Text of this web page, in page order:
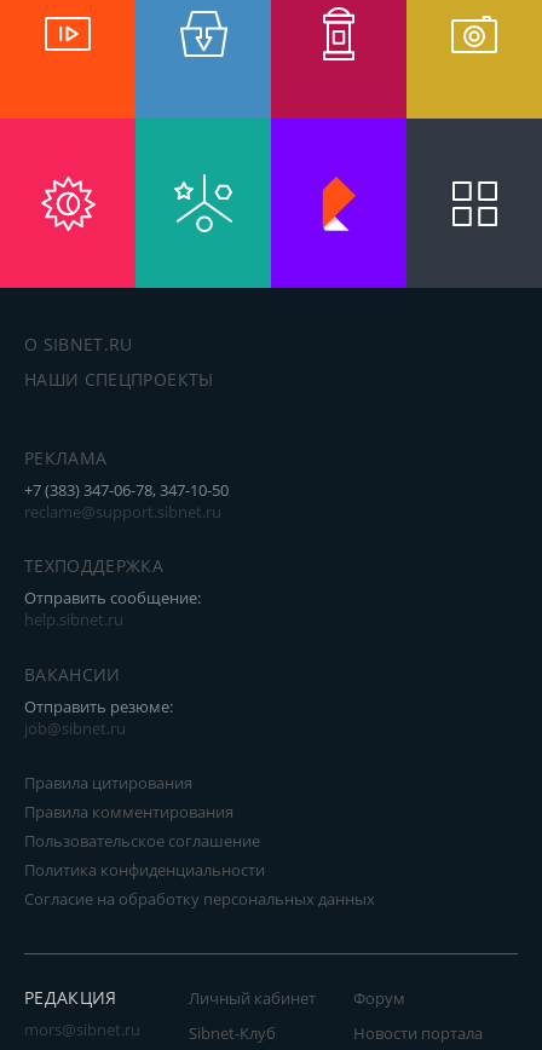
О SIBNET.RU
НАШИ СПЕЦПРОЕКТЫ
РЕКЛАМА
+7 (383) 347-06-78, 347-10-50
reclame@support.sibnet.ru
ТЕХПОДДЕРЖКА
Отправить сообщение:
help.sibnet.ru
ВАКАНСИИ
Отправить резюме:
job@sibnet.ru
Правила цитирования
Правила комментирования
Пользовательское соглашение
Политика конфиденциальности
Согласие на обработку персональных данных
РЕДАКЦИЯ
mors@sibnet.ru
Личный кабинет
Sibnet-Клуб
Форум
Новости портала